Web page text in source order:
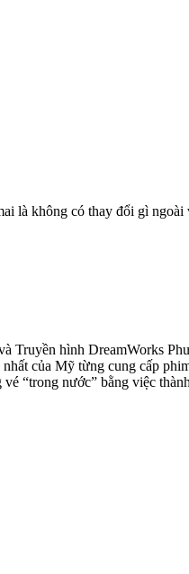
là không có thay đổi gì ngoài
Truyền hình DreamWorks
của Mỹ từng cung cấp
“trong nước” bằng việc